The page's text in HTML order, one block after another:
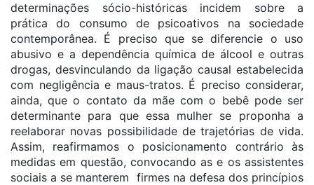
determinações sócio-históricas incidem sobre a
prática do consumo de psicoativos na sociedade
contemporânea. É preciso que se diferencie o uso
abusivo e a dependência química de álcool e outras
drogas, desvinculando da ligação causal estabelecida
com negligência e maus-tratos. É preciso considerar,
ainda, que o contato da mãe com o bebê pode ser
determinante para que essa mulher se proponha a
reelaborar novas possibilidade de trajetórias de vida.
Assim, reafirmamos o posicionamento contrário às
medidas em questão, convocando as e os assistentes
sociais a se manterem firmes na defesa dos princípios